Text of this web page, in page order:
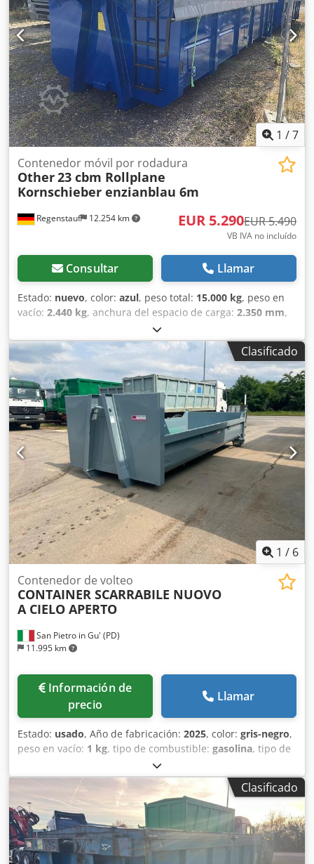
1 /7
Regenstauf 12.254 km
Contenedor móvil por rodadura
Other23 cbm Rollplane
Kornschieber enzianblau 6m
EUR 5.290EUR 5.490
VB IVA no incluído
Consultar Llamar
Estado: nuevo, color: azul, peso total: 15.000 kg, peso en
vacío: 2.440 kg, anchura del espacio de carga: 2.350 mm,
longitud del espacio de carga:
espacio de carga:1.500 mm, Fabricante: WELPRO
Volumen: aprox. 22,91 m³ Cierre según la norma DIN
30722-1 Lona enrollable Puerta corredera para granel
Cjdpfxoiik Sge Aicjha Dimensiones interiores aproximadas:
6500 x 2350 x 1500 mm (largo x ancho x alto) Color: azul
genciana RAL 5010 Puertas de dos hojas con cierre tipo
holandés Barra de sujeción estándar de 1570 mm 2
unidades en stock en 93128 Regenstauf La entrega no es
un problema.
Clasificado
1 / 6
San Pietro in Gu' (PD)
11.995 km
Contenedor de volteo
CONTAINER SCARRABILE NUOVO
A CIELO APERTO
Información de
precio
Llamar
Estado: usado, Año de fabricación: 2025, color: gris-negro,
peso en vacío: 1 kg, tipo de combustible: gasolina, tipo de
, TÍTULO: CONTENEDOR ABIERTO
PARA INERTES CON PUERTA TRASERA DE APERTURA ÚNICA
ABATIBLE – CONTENEDOR DE ROCA. Adecuado para
camiones de 3 / 4 ejes de carretera o doble tracción.
Contenedor de forma redondeada reforzada con gancho
de 600 mm, refuerzo en el punto de flexión en la parte
delantera, vigas de 200 mm. Fondo apoyado sobre las
Clasificado